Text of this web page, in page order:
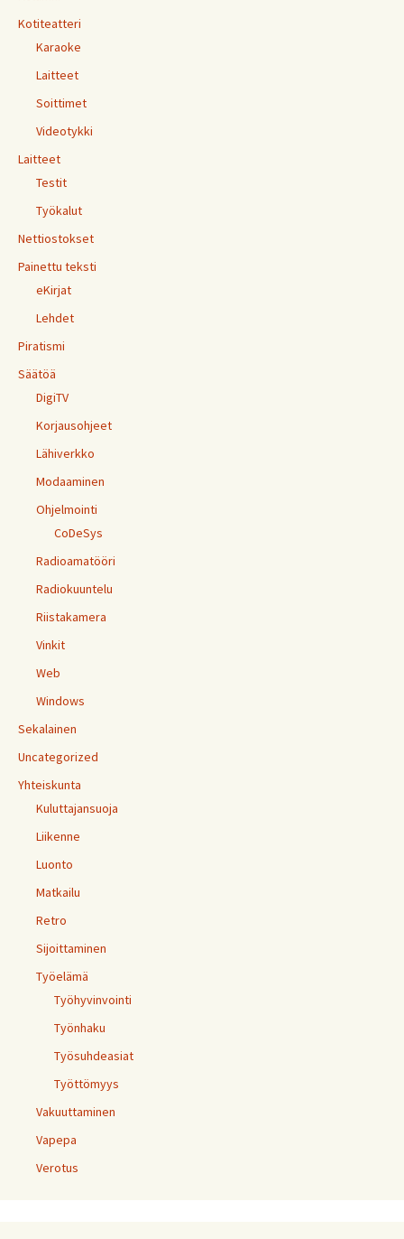
Kotiteatteri
Karaoke
Laitteet
Soittimet
Videotykki
Laitteet
Testit
Työkalut
Nettiostokset
Painettu teksti
eKirjat
Lehdet
Piratismi
Säätöä
DigiTV
Korjausohjeet
Lähiverkko
Modaaminen
Ohjelmointi
CoDeSys
Radioamatööri
Radiokuuntelu
Riistakamera
Vinkit
Web
Windows
Sekalainen
Uncategorized
Yhteiskunta
Kuluttajansuoja
Liikenne
Luonto
Matkailu
Retro
Sijoittaminen
Työelämä
Työhyvinvointi
Työnhaku
Työsuhdeasiat
Työttömyys
Vakuuttaminen
Vapepa
Verotus